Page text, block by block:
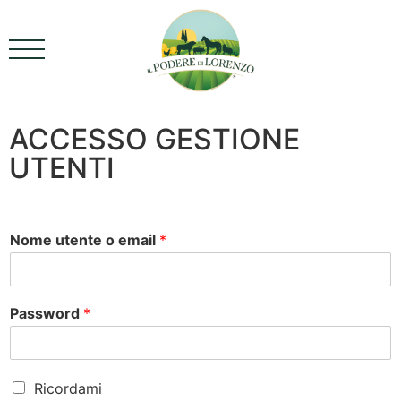
ACCESSO GESTIONE
UTENTI
Nome utente o email *
Password *
R
Ricordami